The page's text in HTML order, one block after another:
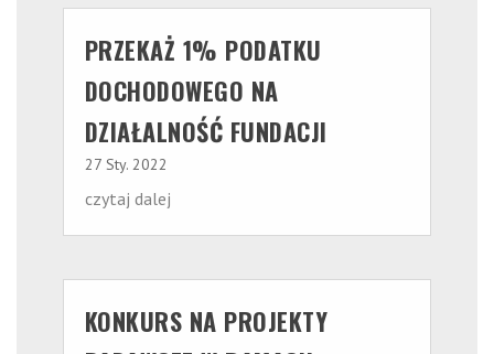
PRZEKAŻ 1% PODATKU
DOCHODOWEGO NA
DZIAŁALNOŚĆ FUNDACJI
27 Sty. 2022
czytaj dalej
KONKURS NA PROJEKTY